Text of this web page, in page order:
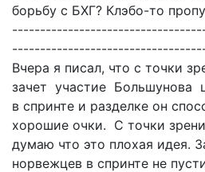
борьбу с БХГ? Клэбо-то
Вчера я писал, что с точки
зачет участие Большунова
в спринте и разделке он
хорошие очки. С точки
думаю что это плохая идея.
норвежцев в спринте не